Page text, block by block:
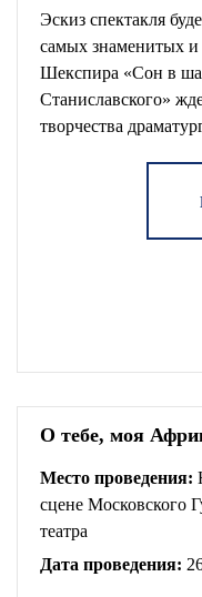
Эскиз спектакля
самых знаменитых и
Шекспира «Сон в
Станиславского»
творчества
О тебе, моя
Место проведения:
сцене Московского
театра
Дата проведения: